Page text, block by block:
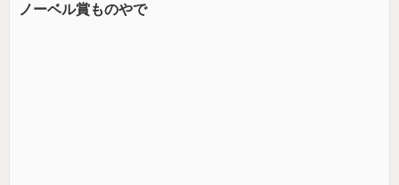
ノーベル賞ものやで